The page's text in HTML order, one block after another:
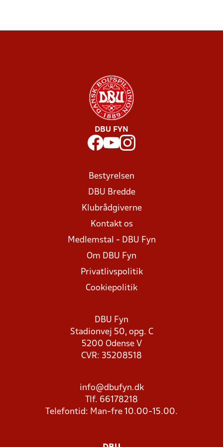
DBU FYN
Bestyrelsen
DBU Bredde
Klubrådgiverne
Kontakt os
Medlemstal - DBU Fyn
Om DBU Fyn
Privatlivspolitik
Cookiepolitik
DBU Fyn
Stadionvej 50, opg. C
5200 Odense V
CVR: 35208518
info@dbufyn.dk
Tlf. 66178218
Telefontid: Man-fre 10.00-15.00.